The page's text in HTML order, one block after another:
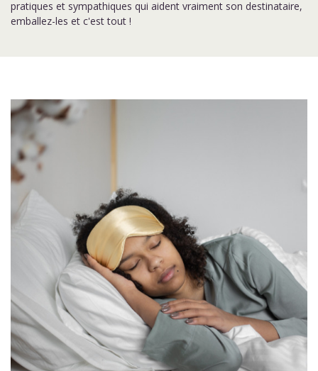
pratiques et sympathiques qui aident vraiment son destinataire,
emballez-les et c'est tout !